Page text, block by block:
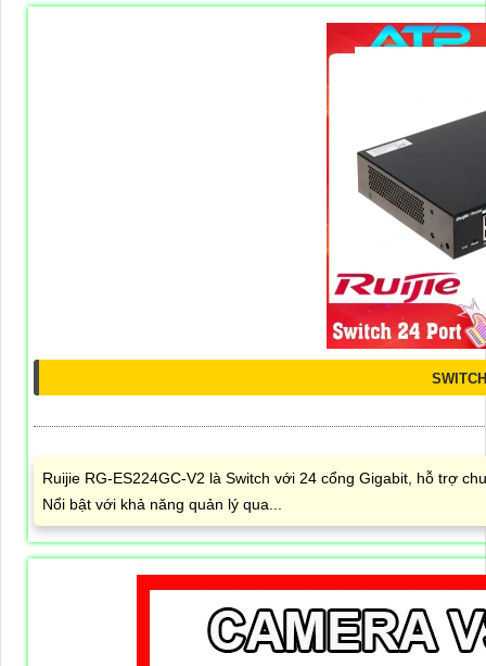
Ruijie RG-ES224GC-V2 là Switch với 24 cổng Gigabit, hỗ trợ
Nổi bật với khả năng quản lý qua...